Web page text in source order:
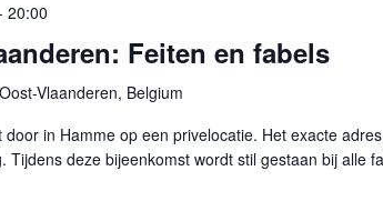
20:00
Feiten en fabels
Oost-Vlaanderen, Belgium
door in Hamme op een privelocatie. Het exacte
Tijdens deze bijeenkomst wordt stil gestaan bij alle